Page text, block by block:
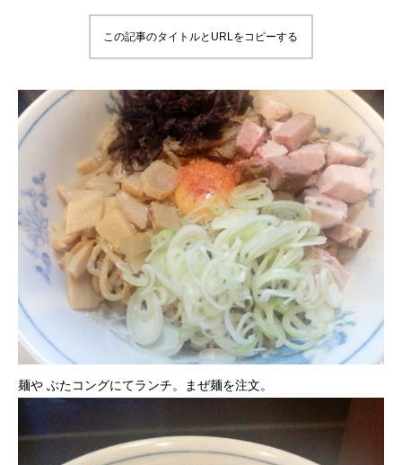
この記事のタイトルとURLをコピーする
麺や ぶたコングにてランチ。まぜ麺を注文。